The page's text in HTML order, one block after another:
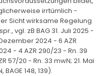
irrtümlich -
Sicht wirksame Regelung
vgl. zB BAG 31. Juli 2025 -
2024 - 6 AZR
- 4 AZR 290/23 - Rn. 39
57/20 - Rn. 33 mwN; 21. Mai
148, 139).